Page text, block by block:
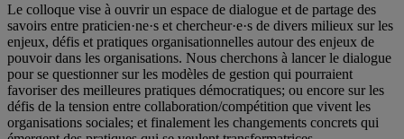
Le colloque vise à ouvrir un espace de dialogue et de partage des
savoirs entre praticien·ne·s et chercheur·e·s de divers milieux sur les
enjeux, défis et pratiques organisationnelles autour des enjeux de
pouvoir dans les organisations. Nous cherchons à lancer le dialogue
pour se questionner sur les modèles de gestion qui pourraient
favoriser des meilleures pratiques démocratiques; ou encore sur les
défis de la tension entre collaboration/compétition que vivent les
organisations sociales; et finalement les changements concrets qui